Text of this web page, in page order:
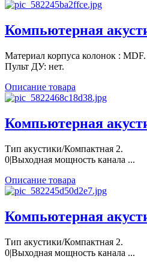
Компьютерная
Материал корпуса колонок : MDF.
Пульт ДУ: нет.
Описание товара
Компьютерная
Тип акустики/Компактная 2.
0|Выходная мощность канала ...
Описание товара
Компьютерная
Тип акустики/Компактная 2.
0|Выходная мощность канала ...